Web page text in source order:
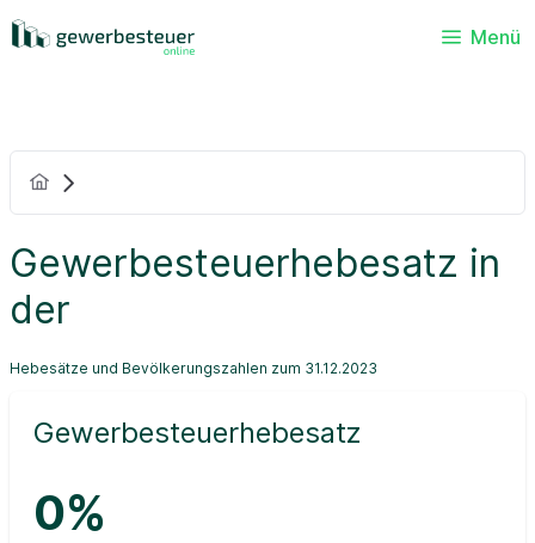
Menü
Gewerbesteuerhebesatz in
der
Hebesätze und Bevölkerungszahlen zum 31.12.2023
Gewerbesteuerhebesatz
0%